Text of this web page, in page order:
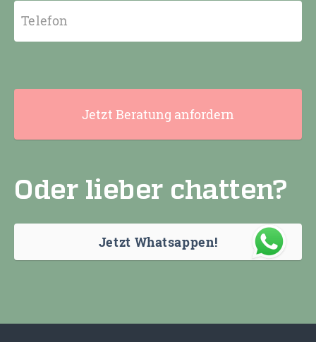
Telefon
Jetzt Beratung anfordern
Oder lieber chatten?
Jetzt Whatsappen!